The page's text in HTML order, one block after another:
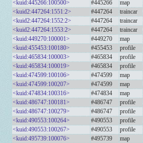
<kuid:445266:100500>
#445266 map
<kuid2:447264:1551:2>
#447264 traincar
<kuid2:447264:1552:2>
#447264 traincar
<kuid2:447264:1553:2>
#447264 traincar
<kuid:449270:100001>
#449270 map
<kuid:455453:100180>
#455453 profile
<kuid:465834:100003>
#465834 profile
<kuid:465834:100019>
#465834 profile
<kuid:474599:100106>
#474599 map
<kuid:474599:100207>
#474599 map
<kuid:474834:100316>
#474834 map
<kuid:486747:100181>
#486747 profile
<kuid:486747:100279>
#486747 profile
<kuid:490553:100264>
#490553 profile
<kuid:490553:100267>
#490553 profile
<kuid:495739:100076>
#495739 map